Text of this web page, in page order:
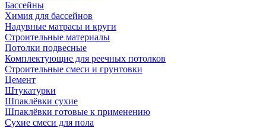
Бассейны
Химия для бассейнов
Надувные матрасы и круги
Строительные материалы
Потолки подвесные
Комплектующие для реечных потолков
Строительные смеси и грунтовки
Цемент
Штукатурки
Шпаклёвки сухие
Шпаклёвки готовые к применению
Сухие смеси для пола